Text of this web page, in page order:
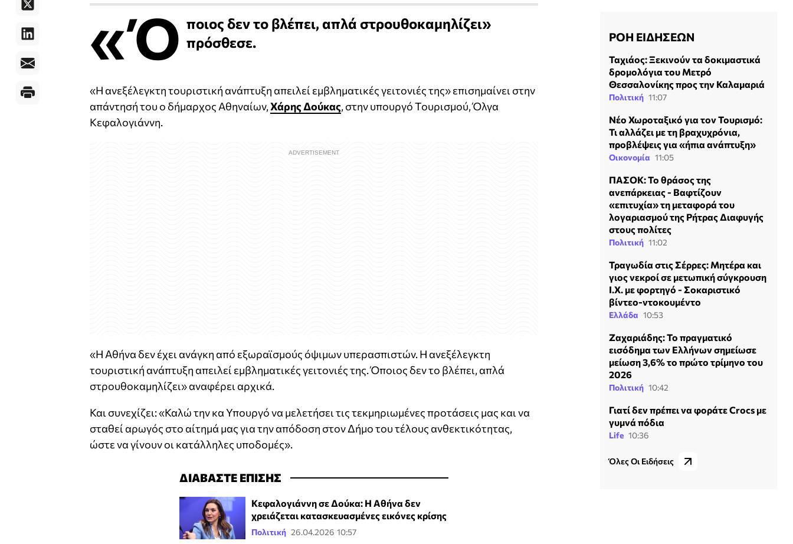
«Ό ποιος δεν το βλέπει, απλά στρουθοκαμηλίζει»
πρόσθεσε.
«Η ανεξέλεγκτη τουριστική ανάπτυξη απειλεί εμβληματικές γειτονιές της» επισημαίνει στην
απάντησή του ο δήμαρχος Αθηναίων,Χάρης Δούκας, στην υπουργό Τουρισμού, Όλγα
Κεφαλογιάννη.
«Η Αθήνα δεν έχει ανάγκη από εξωραϊσμούς όψιμων υπερασπιστών. Η ανεξέλεγκτη
τουριστική ανάπτυξη απειλεί εμβληματικές γειτονιές της. Όποιος δεν το βλέπει, απλά
στρουθοκαμηλίζει» αναφέρει αρχικά.
Και συνεχίζει: «Καλώ την κα Υπουργό να μελετήσει τις τεκμηριωμένες προτάσεις μας και να
σταθεί αρωγός στο αίτημά μας για την απόδοση στον Δήμο του τέλους ανθεκτικότητας,
ώστε να γίνουν οι κατάλληλες υποδομές».
ΔΙΑΒΑΣΤΕ ΕΠΙΣΗΣ
Κεφαλογιάννη σε Δούκα: Η Αθήνα δεν
χρειάζεται κατασκευασμένες εικόνες κρίσης
Πολιτική 26.04.2026 10:57
ΡΟΗ ΕΙΔΗΣΕΩΝ
Ταχιάος: Ξεκινούν τα δοκιμαστικά
δρομολόγια του Μετρό
Θεσσαλονίκης προς την Καλαμαριά
Πολιτική 11:07
Νέο Χωροταξικό για τον Τουρισμό:
Τι αλλάζει με τη βραχυχρόνια,
προβλέψεις για «ήπια ανάπτυξη»
Οικονομία 11:05
ΠΑΣΟΚ: Το θράσος της
ανεπάρκειας - Βαφτίζουν
«επιτυχία» τη μεταφορά του
λογαριασμού της Ρήτρας Διαφυγής
στους πολίτες
Πολιτική 11:02
Τραγωδία στις Σέρρες: Μητέρα και
γιος νεκροί σε μετωπική σύγκρουση
Ι.Χ. με φορτηγό - Σοκαριστικό
βίντεο-ντοκουμέντο
Ελλάδα 10:53
Ζαχαριάδης: Το πραγματικό
εισόδημα των Ελλήνων σημείωσε
μείωση 3,6% το πρώτο τρίμηνο του
2026
Πολιτική 10:42
Γιατί δεν πρέπει να φοράτε Crocs με
γυμνά πόδια
Life 10:36
Όλες Οι Ειδήσεις